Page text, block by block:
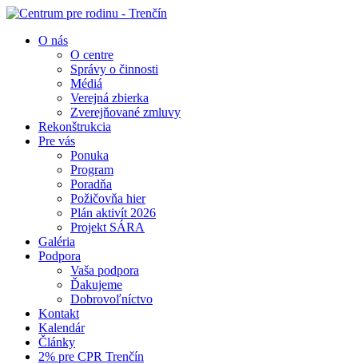
O nás
O centre
Správy o činnosti
Médiá
Verejná zbierka
Zverejňované zmluvy
Rekonštrukcia
Pre vás
Ponuka
Program
Poradňa
Požičovňa hier
Plán aktivít 2026
Projekt SÁRA
Galéria
Podpora
Vaša podpora
Ďakujeme
Dobrovoľníctvo
Kontakt
Kalendár
Články
2% pre CPR Trenčín